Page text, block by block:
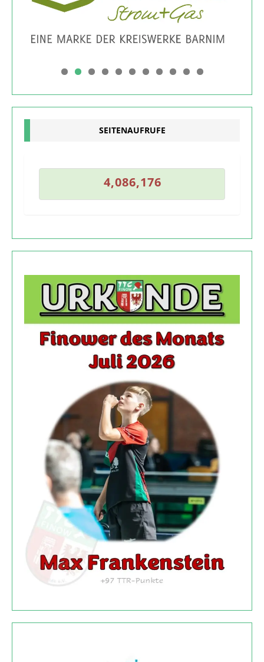
0 1
SEITENAUFRUFE
4
4
,
,
0
0
8
8
6
6
,
,
1
1
7
76
5